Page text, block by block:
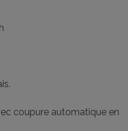
coupure automatique en